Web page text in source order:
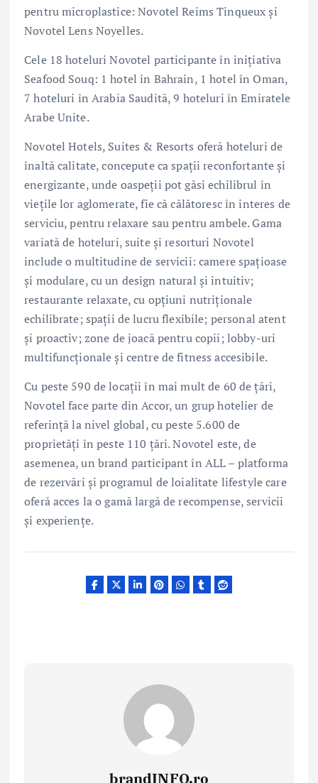
pentru microplastice: Novotel Reims Tinqueux și
Novotel Lens Noyelles.
Cele 18 hoteluri Novotel participante în inițiativa
Seafood Souq: 1 hotel în Bahrain, 1 hotel în Oman,
7 hoteluri în Arabia Saudită, 9 hoteluri în Emiratele
Arabe Unite.
Novotel Hotels, Suites & Resorts oferă hoteluri de
înaltă calitate, concepute ca spații reconfortante și
energizante, unde oaspeții pot găsi echilibrul în
viețile lor aglomerate, fie că călătoresc în interes de
serviciu, pentru relaxare sau pentru ambele. Gama
variată de hoteluri, suite și resorturi Novotel
include o multitudine de servicii: camere spațioase
și modulare, cu un design natural și intuitiv;
restaurante relaxate, cu opțiuni nutriționale
echilibrate; spații de lucru flexibile; personal atent
și proactiv; zone de joacă pentru copii; lobby-uri
multifuncționale și centre de fitness accesibile.
Cu peste 590 de locații în mai mult de 60 de țări,
Novotel face parte din Accor, un grup hotelier de
referință la nivel global, cu peste 5.600 de
proprietăți în peste 110 țări. Novotel este, de
asemenea, un brand participant în ALL – platforma
de rezervări și programul de loialitate lifestyle care
oferă acces la o gamă largă de recompense, servicii
și experiențe.
brandINFO.ro